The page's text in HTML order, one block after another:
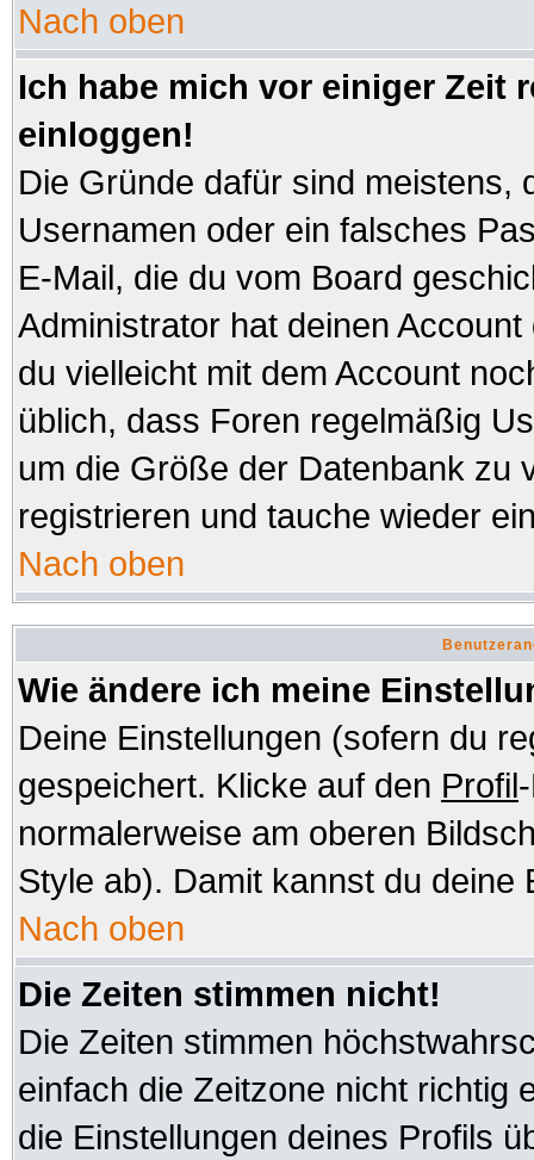
Nach oben
Ich habe mich vor einiger Zeit
einloggen!
Die Gründe dafür sind meistens,
Usernamen oder ein falsches
E-Mail, die du vom Board
Administrator hat deinen
du vielleicht mit dem Account
üblich, dass Foren regelmäßig
um die Größe der Datenbank zu
registrieren und tauche wieder
Nach oben
Wie ändere ich meine
Deine Einstellungen (sofern du
gespeichert. Klicke auf den Profil
normalerweise am oberen
Style ab). Damit kannst du deine
Nach oben
Die Zeiten stimmen nicht!
Die Zeiten stimmen
einfach die Zeitzone nicht richtig
die Einstellungen deines Profils